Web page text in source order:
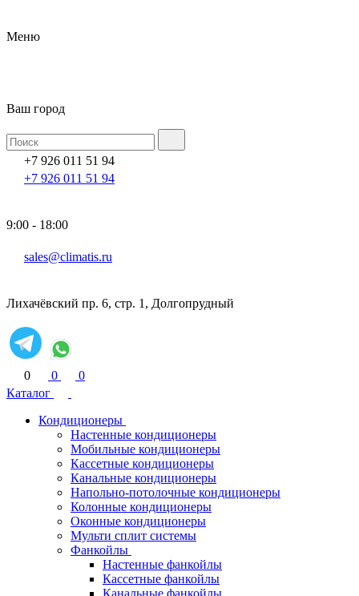
Меню
Ваш город
+7 926 011 51 94
+7 926 011 51 94
9:00 - 18:00
sales@climatis.ru
Лихачёвский пр. 6, стр. 1, Долгопрудный
0 0
0
Каталог
Кондиционеры
Настенные кондиционеры
Мобильные кондиционеры
Кассетные кондиционеры
Канальные кондиционеры
Напольно-потолочные кондиционеры
Колонные кондиционеры
Оконные кондиционеры
Мульти сплит системы
Фанкойлы
Настенные фанкойлы
Кассетные фанкойлы
Канальные фанкойлы